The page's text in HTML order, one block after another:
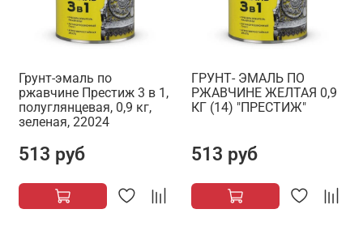
Грунт-эмаль по
ржавчине Престиж 3 в 1,
полуглянцевая, 0,9 кг,
зеленая, 22024
513 руб
ГРУНТ- ЭМАЛЬ ПО
РЖАВЧИНЕ ЖЕЛТАЯ 0,9
КГ (14) "ПРЕСТИЖ"
513 руб